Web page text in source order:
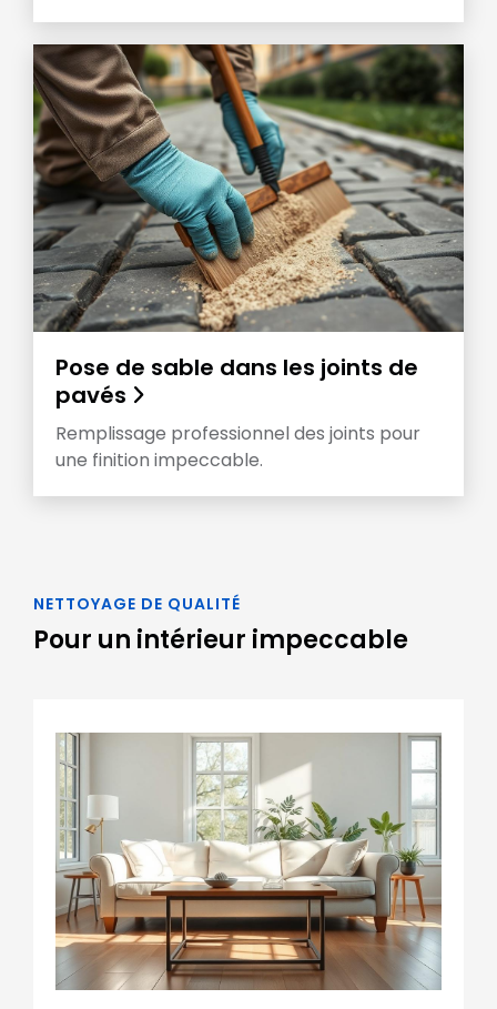
Pose de sable dans les joints de
pavés
Remplissage professionnel des joints pour
une finition impeccable.
NETTOYAGE DE QUALITÉ
Pour un intérieur impeccable